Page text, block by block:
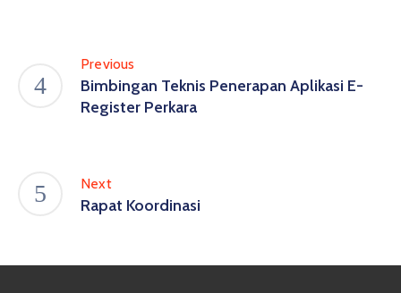
Previous
Bimbingan Teknis Penerapan Aplikasi E-
Register Perkara
Next
Rapat Koordinasi